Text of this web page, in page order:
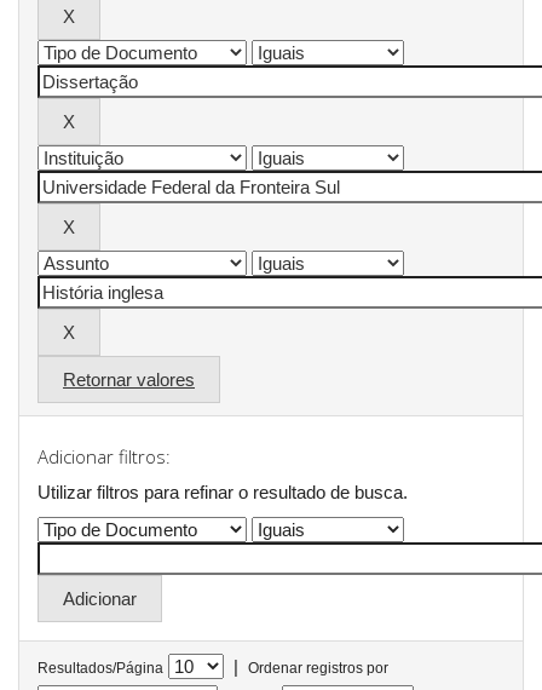
Retornar valores
Adicionar filtros:
Utilizar filtros para refinar o resultado de busca.
Resultados/Página |
Ordenar registros por